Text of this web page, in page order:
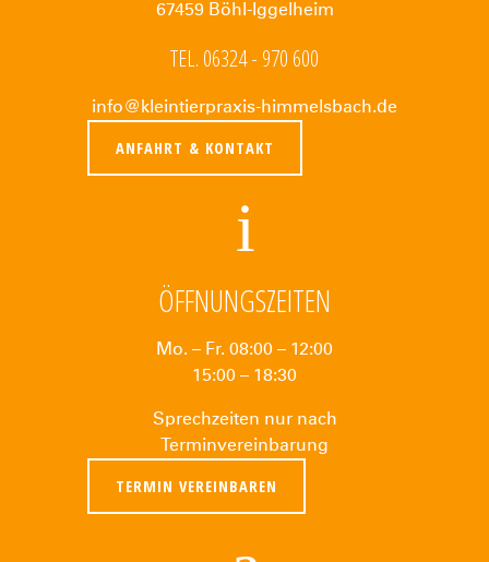
67459 Böhl-Iggelheim
TEL. 06324 - 970 600
info@kleintierpraxis-himmelsbach.de
ANFAHRT & KONTAKT
ÖFFNUNGSZEITEN
Mo. – Fr. 08:00 – 12:00
15:00 – 18:30
Sprechzeiten nur nach
Terminvereinbarung
TERMIN VEREINBAREN